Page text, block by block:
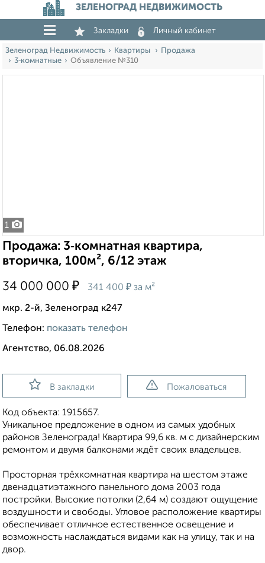
ЗЕЛЕНОГРАД НЕДВИЖИМОСТЬ
Закладки Личный кабинет
Зеленоград Недвижимость Квартиры
Продажа
3‑комнатные
Объявление №310
1
Продажа: 3‑комнатная квартира,
вторичка, 100м², 6/12 этаж
34 000 000 ₽ 341 400 ₽ за м²
мкр. 2-й, Зеленоград к247
Телефон: показать телефон
Агентство, 06.08.2026
В закладки Пожаловаться
Код объекта: 1915657.
Уникальное предложение в одном из самых удобных
районов Зеленограда! Квартира 99,6 кв. м с дизайнерским
ремонтом и двумя балконами ждёт своих владельцев.
Просторная трёхкомнатная квартира на шестом этаже
двенадцатиэтажного панельного дома 2003 года
постройки. Высокие потолки (2,64 м) создают ощущение
воздушности и свободы. Угловое расположение квартиры
обеспечивает отличное естественное освещение и
возможность наслаждаться видами как на улицу, так и на
двор.